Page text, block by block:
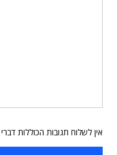
אין לשלוח תגובות הכוללות